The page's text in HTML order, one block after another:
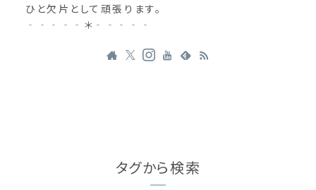
ひと欠片として頑張ります。
‐‐‐‐‐＊‐‐‐‐‐
タグから検索